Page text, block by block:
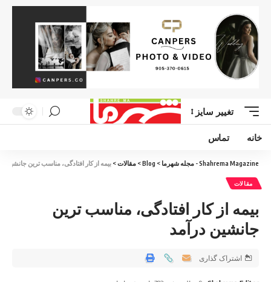
تغییر سایز
خانه تماس
Shahrema Magazine - مجله شهرما >
Blog
> مقالات> بیمه از کار افتادگی، مناسب ترین جانشین
مقالات
بیمه از کار افتادگی، مناسب ترین
جانشین درآمد
اشتراک گذاری